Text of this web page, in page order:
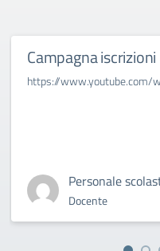
Campagna
https://www.youtube.com/
Personale
Docente